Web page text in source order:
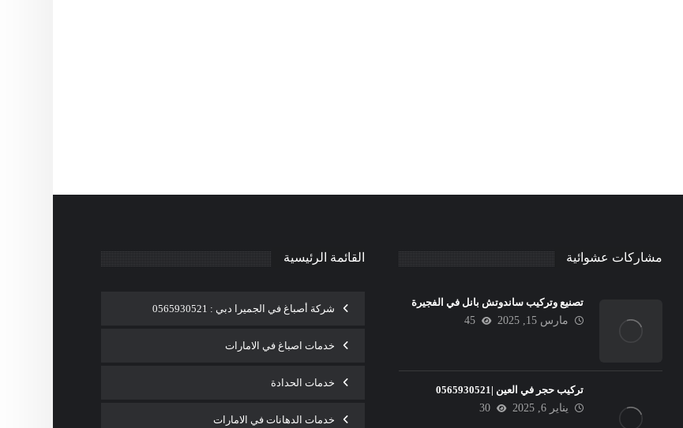
مشاركات عشوائية
تصنيع وتركيب ساندوتش بانل في الفجيرة
مارس 15, 2025
45
تركيب حجر في العين |0565930521
يناير 6, 2025
30
القائمة الرئيسية
شركة أصباغ في الجميرا دبي : 0565930521
خدمات اصباغ في الامارات
خدمات الحدادة
خدمات الدهانات في الامارات